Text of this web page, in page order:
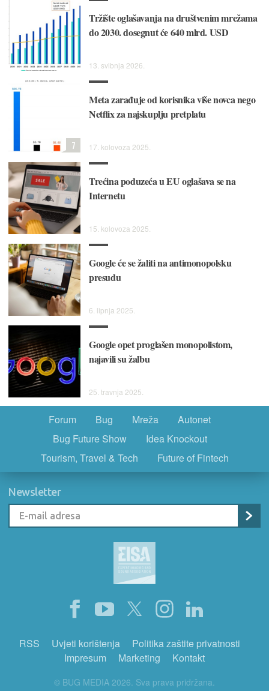
Tržište oglašavanja na društvenim mrežama
do 2030. dosegnut će 640 mlrd. USD
13. svibnja 2026.
Meta zarađuje od korisnika više novca nego
Netflix za najskuplju pretplatu
17. kolovoza 2025.
7
Trećina poduzeća u EU oglašava se na
Internetu
15. kolovoza 2025.
Google će se žaliti na antimonopolsku
presudu
6. lipnja 2025.
Google opet proglašen monopolistom,
najavili su žalbu
25. travnja 2025.
Forum Bug Mreža
Autonet
Bug Future Show
Idea Knockout
Tourism, Travel & Tech
Future of Fintech
Newsletter
RSS Uvjeti korištenja
Politika zaštite privatnosti
Impresum
Marketing Kontakt
© BUG MEDIA 2026. Sva prava pridržana.